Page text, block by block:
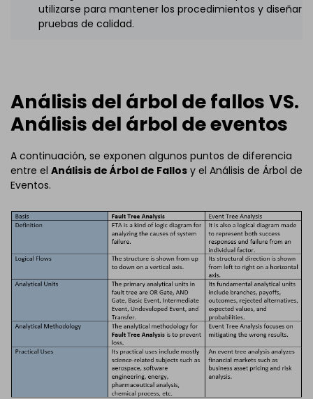
utilizarse para mantener los procedimientos y diseñar
pruebas de calidad.
Análisis del árbol de fallos VS.
Análisis del árbol de eventos
A continuación, se exponen algunos puntos de diferencia
entre el Análisis de Árbol de Fallos y el Análisis de Árbol de
Eventos.